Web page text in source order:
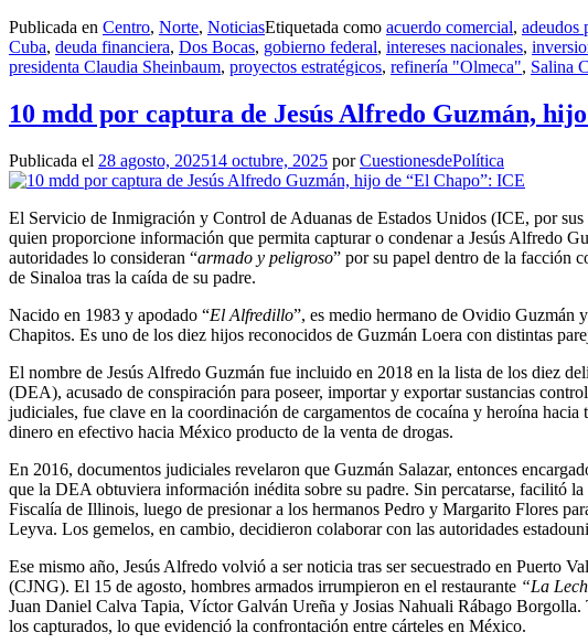
Publicada en Centro, Norte, NoticiasEtiquetada como acuerdo comercial, adeudos
Cuba, deuda financiera, Dos Bocas, gobierno federal, intereses nacionales,
presidenta Claudia Sheinbaum, proyectos estratégicos, refinería "Olmeca", Salina
10 mdd por captura de Jesús Alfredo Guzmán,
Publicada el 28 agosto, 202514 octubre, 2025 porCuestionesdePolítica
El Servicio de Inmigración y Control de Aduanas de Estados Unidos (ICE, por
quien proporcione información que permita capturar o condenar a Jesús Alfredo
autoridades lo consideran “armado y peligroso” por su papel dentro de la facción
de Sinaloa tras la caída de su padre.
Nacido en 1983 y apodado “El Alfredillo”, es medio hermano de Ovidio Guzmán
Chapitos. Es uno de los diez hijos reconocidos de Guzmán Loera con distintas
El nombre de Jesús Alfredo Guzmán fue incluido en 2018 en la lista de los diez
(DEA), acusado de conspiración para poseer, importar y exportar sustancias
judiciales, fue clave en la coordinación de cargamentos de cocaína y heroína
dinero en efectivo hacia México producto de la venta de drogas.
En 2016, documentos judiciales revelaron que Guzmán Salazar, entonces
que la DEA obtuviera información inédita sobre su padre. Sin percatarse, facilitó
Fiscalía de Illinois, luego de presionar a los hermanos Pedro y Margarito Flores
Leyva. Los gemelos, en cambio, decidieron colaborar con las autoridades
Ese mismo año, Jesús Alfredo volvió a ser noticia tras ser secuestrado en Puerto
(CJNG). El 15 de agosto, hombres armados irrumpieron en el restaurante “La
Juan Daniel Calva Tapia, Víctor Galván Ureña y Josias Nahuali Rábago
los capturados, lo que evidenció la confrontación entre cárteles en México.